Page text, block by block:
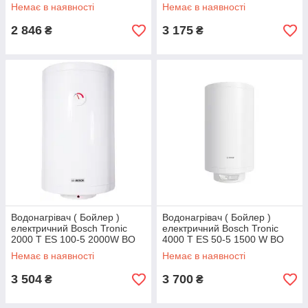
ситуації модель і купуйте її на найбільш привабливих умовах!
Немає в наявності
2 846 ₴
Немає в наявності
3 175 ₴
Водонагрівач ( Бойлер )
електричний Bosch Tronic
2000 T ES 100-5 2000W BO
Немає в наявності
3 504 ₴
Водонагрівач ( Бойлер )
електричний Bosch Tronic
4000 T ES 50-5 1500 W BO
Немає в наявності
3 700 ₴